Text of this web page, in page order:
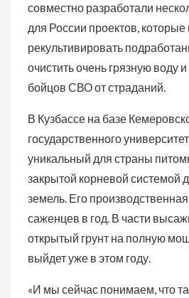
совместно разработали
для России проектов, которые
рекультивировать
очистить очень грязную воду
бойцов СВО от страданий.
В Кузбассе на базе
государственного
уникальный для страны
закрытой корневой системой
земель. Его
саженцев в год. В части
открытый грунт на полную
выйдет уже в этом году.
«И мы сейчас понимаем, что